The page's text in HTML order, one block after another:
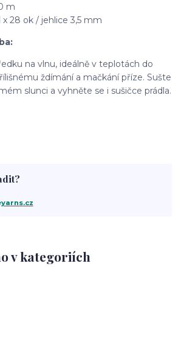
m
28 ok / jehlice 3,5 mm
na vlnu, ideálně v teplotách do
ždímání a mačkání příze. Sušte
slunci a vyhněte se i sušičce prádla.
v kategoriích